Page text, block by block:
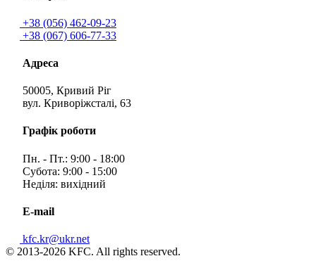
+38 (056) 462-09-23
+38 (067) 606-77-33
Адреса
50005, Кривий Ріг
вул. Криворіжсталі, 63
Графік роботи
Пн. - Пт.: 9:00 - 18:00
Субота: 9:00 - 15:00
Неділя: вихідний
E-mail
kfc.kr@ukr.net
© 2013-2026 KFC. All rights reserved.